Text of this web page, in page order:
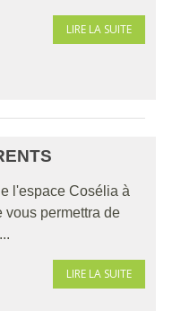
LIRE LA SUITE
l'espace Cosélia à
vous permettra de
LIRE LA SUITE